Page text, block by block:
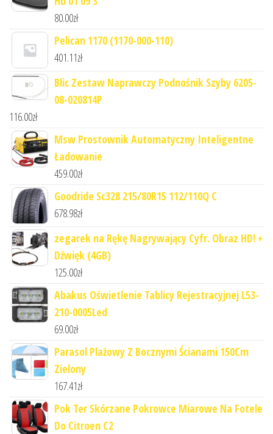
80.00zł
Pelican 1170 (1170-000-110)
401.11zł
Blic Zestaw Naprawczy Podnośnik Szyby 6205-
08-020814P
116.00zł
Msw Prostownik Automatyczny Inteligentne
Ładowanie
459.00zł
Goodride Sc328 215/80R15 112/110Q C
678.98zł
zegarek na Rękę Nagrywający Cyfr. Obraz HD! +
Dźwięk (4GB)
125.00zł
Abakus Oświetlenie Tablicy Rejestracyjnej L53-
210-0005Led
69.00zł
Parasol Plażowy Z Bocznymi Ścianami 150Cm
Zielony
167.41zł
Pok Ter Skórzane Pokrowce Miarowe Na Fotele
Do Citroen C2